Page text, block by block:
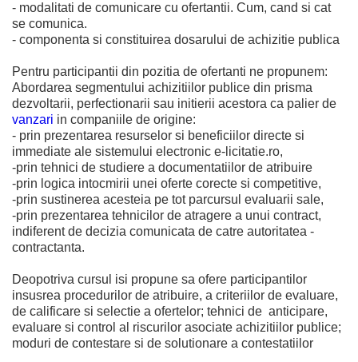
- modalitati de comunicare cu ofertantii. Cum, cand si cat
se comunica.
- componenta si constituirea dosarului de achizitie publica
Pentru participantii din pozitia de ofertanti ne propunem:
Abordarea segmentului achizitiilor publice din prisma
dezvoltarii, perfectionarii sau initierii acestora ca palier de
vanzari in companiile de origine:
- prin prezentarea resurselor si beneficiilor directe si
immediate ale sistemului electronic e-licitatie.ro,
-prin tehnici de studiere a documentatiilor de atribuire
-prin logica intocmirii unei oferte corecte si competitive,
-prin sustinerea acesteia pe tot parcursul evaluarii sale,
-prin prezentarea tehnicilor de atragere a unui contract,
indiferent de decizia comunicata de catre autoritatea -
contractanta.
Deopotriva cursul isi propune sa ofere participantilor
insusrea procedurilor de atribuire, a criteriilor de evaluare,
de calificare si selectie a ofertelor; tehnici de anticipare,
evaluare si control al riscurilor asociate achizitiilor publice;
moduri de contestare si de solutionare a contestatiilor